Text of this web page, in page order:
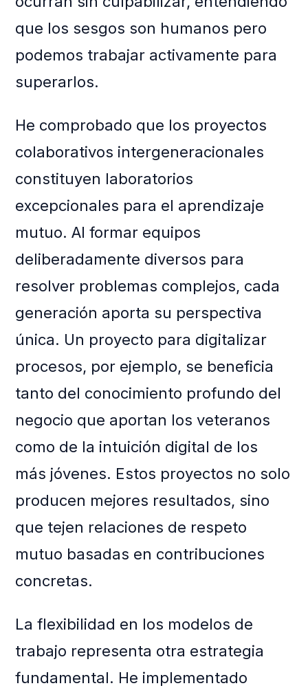
que los sesgos son humanos pero
podemos trabajar activamente para
superarlos.
He comprobado que los proyectos
colaborativos intergeneracionales
constituyen laboratorios
excepcionales para el aprendizaje
mutuo. Al formar equipos
deliberadamente diversos para
resolver problemas complejos, cada
generación aporta su perspectiva
única. Un proyecto para digitalizar
procesos, por ejemplo, se beneficia
tanto del conocimiento profundo del
negocio que aportan los veteranos
como de la intuición digital de los
más jóvenes. Estos proyectos no solo
producen mejores resultados, sino
que tejen relaciones de respeto
mutuo basadas en contribuciones
concretas.
La flexibilidad en los modelos de
trabajo representa otra estrategia
fundamental. He implementado